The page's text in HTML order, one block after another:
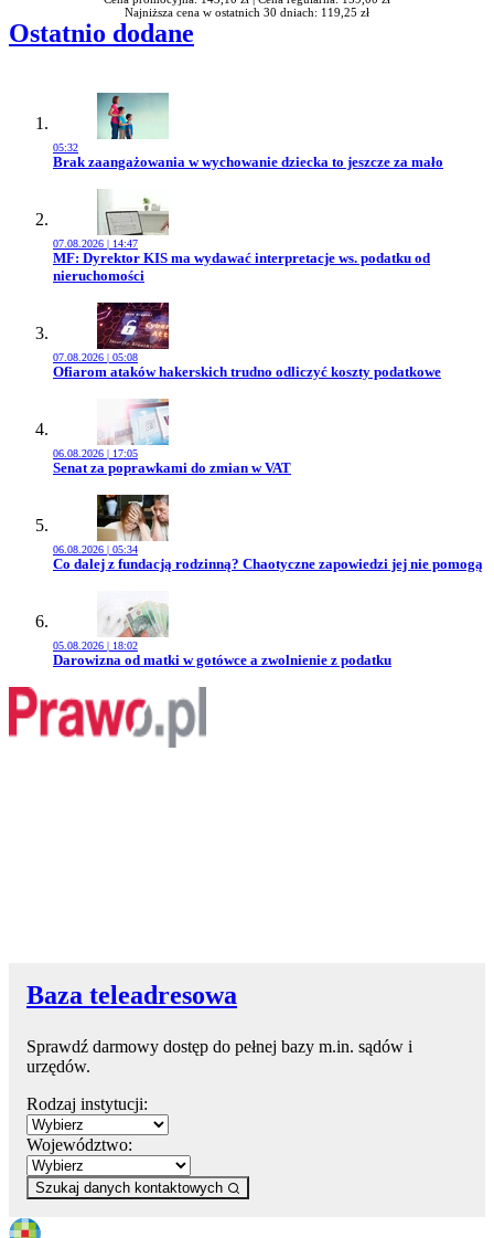
Najniższa cena w ostatnich 30 dniach: 119,25 zł
Ostatnio dodane
05:32
Przejdź do artykułu:
Brak zaangażowania w wychowanie dziecka to jeszcze za mało
07.08.2026 | 14:47
Przejdź do artykułu:
MF: Dyrektor KIS ma wydawać interpretacje ws. podatku od
nieruchomości
07.08.2026 | 05:08
Przejdź do artykułu:
Ofiarom ataków hakerskich trudno odliczyć koszty podatkowe
06.08.2026 | 17:05
Przejdź do artykułu:
Senat za poprawkami do zmian w VAT
06.08.2026 | 05:34
Przejdź do artykułu:
Co dalej z fundacją rodzinną? Chaotyczne zapowiedzi jej nie pomogą
05.08.2026 | 18:02
Przejdź do artykułu:
Darowizna od matki w gotówce a zwolnienie z podatku
Baza teleadresowa
Sprawdź darmowy dostęp do pełnej bazy m.in. sądów i
urzędów.
Rodzaj instytucji:
Województwo:
Szukaj danych kontaktowych